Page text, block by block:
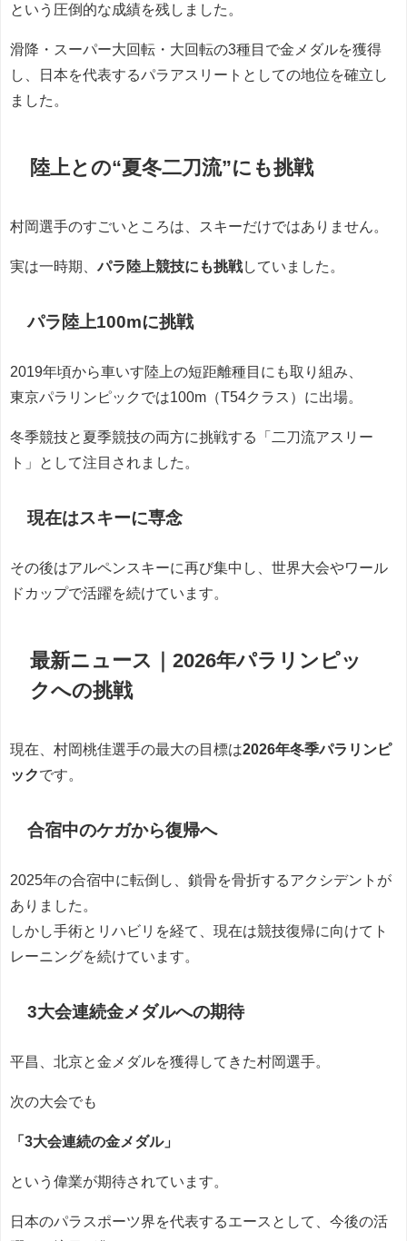
という圧倒的な成績を残しました。
滑降・スーパー大回転・大回転の3種目で金メダルを獲得
し、日本を代表するパラアスリートとしての地位を確立し
ました。
陸上との“夏冬二刀流”にも挑戦
村岡選手のすごいところは、スキーだけではありません。
実は一時期、 パラ陸上競技にも挑戦していました。
パラ陸上100mに挑戦
2019年頃から車いす陸上の短距離種目にも取り組み、
東京パラリンピックでは100m（T54クラス）に出場。
冬季競技と夏季競技の両方に挑戦する「二刀流アスリー
ト」として注目されました。
現在はスキーに専念
その後はアルペンスキーに再び集中し、世界大会やワール
ドカップで活躍を続けています。
最新ニュース｜2026年パラリンピッ
クへの挑戦
現在、村岡桃佳選手の最大の目標は2026年冬季パラリンピ
ックです。
合宿中のケガから復帰へ
2025年の合宿中に転倒し、鎖骨を骨折するアクシデントが
ありました。
しかし手術とリハビリを経て、現在は競技復帰に向けてト
レーニングを続けています。
3大会連続金メダルへの期待
平昌、北京と金メダルを獲得してきた村岡選手。
次の大会でも
「3大会連続の金メダル」
という偉業が期待されています。
日本のパラスポーツ界を代表するエースとして、今後の活